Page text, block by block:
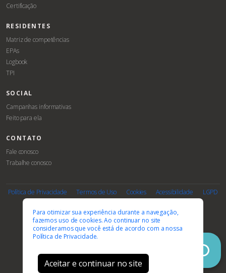
Certificação
RESIDENTES
Matriz de competências
EPAs
Logbook
TPI
SOCIAL
Campanhas informativas
Feito para ela
CONTATO
Fale conosco
Trabalhe conosco
Política de Privacidade Termos de Uso Cookies Acessibilidade LGPD
PARCEIROS E AFILIAÇÕES
© 2026 FEBRASGO. Todos os direitos reservados.
Para otimizar sua experiência durante a navegação,
fazemos uso de cookies. Ao continuar no site
consideramos que você está de acordo com a nossa
Política de Privacidade.
Aceitar e continuar no site